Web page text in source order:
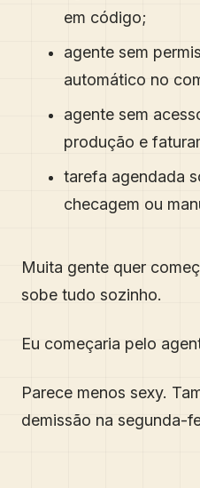
em código;
agente sem
automático no
agente sem
produção e
tarefa agendada
checagem ou
Muita gente quer
sobe tudo sozinho.
Eu começaria pelo
Parece menos sexy.
demissão na segunda-